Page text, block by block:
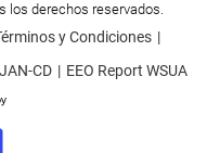
los derechos reservados.
y Condiciones
CD EEO Report WSUA